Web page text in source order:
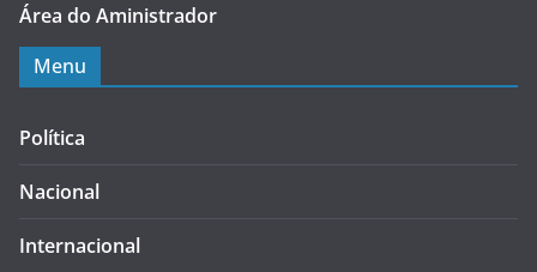
Área do Aministrador
Menu
Política
Nacional
Internacional